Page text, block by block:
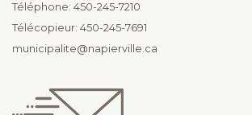
Téléphone: 450-245-7210
Télécopieur: 450-245-7691
municipalite@napierville.ca